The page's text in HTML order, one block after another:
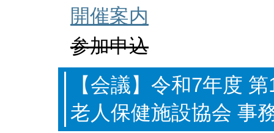
開催案内
参加申込
【会議】令和7年度
老人保健施設協会 事